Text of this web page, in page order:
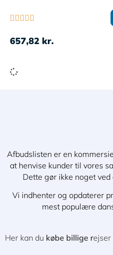
    
657,82 kr.
Afbudslisten er en
at henvise kunder til vores
Dette gør ikke noget
Vi indhenter og opdaterer
mest populære
Her kan du købe billige rejser